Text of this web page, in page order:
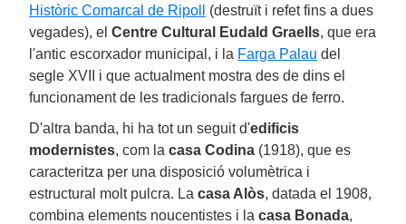
Històric Comarcal de Ripoll
(destruït i refet fins a dues
vegades), el Centre Cultural Eudald Graells, que era
l'antic escorxador municipal, i la Farga Palau del
segle XVII i que actualment mostra des de dins el
funcionament de les tradicionals fargues de ferro.
D'altra banda, hi ha tot un seguit d'edificis
modernistes, com la casa Codina (1918), que es
caracteritza per una disposició volumètrica i
estructural molt pulcra. La casa Alòs, datada el 1908,
combina elements noucentistes i la casa Bonada,